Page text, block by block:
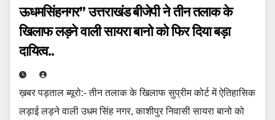
ऊधमसिंहनगर” उत्तराखंड बीजेपी ने तीन तलाक के
खिलाफ लड़ने वाली सायरा बानो को फिर दिया बड़ा
दायित्व..
ख़बर पड़ताल ब्यूरो:- तीन तलाक के खिलाफ सुप्रीम कोर्ट में ऐतिहासिक
लड़ाई लड़ने वाली उधम सिंह नगर, काशीपुर निवासी सायरा बानो को